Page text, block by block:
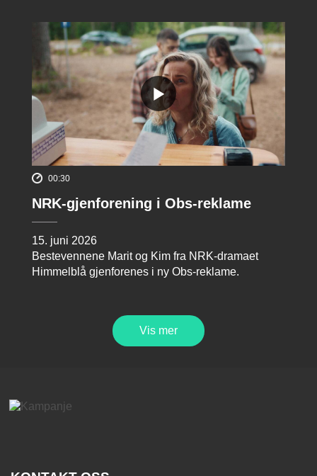
00:30
NRK-gjenforening i Obs-reklame
15. juni 2026
Bestevennene Marit og Kim fra NRK-dramaet
Himmelblå gjenforenes i ny Obs-reklame.
Vis mer